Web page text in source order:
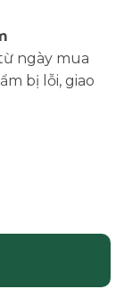
ngày mua
bị lỗi, giao